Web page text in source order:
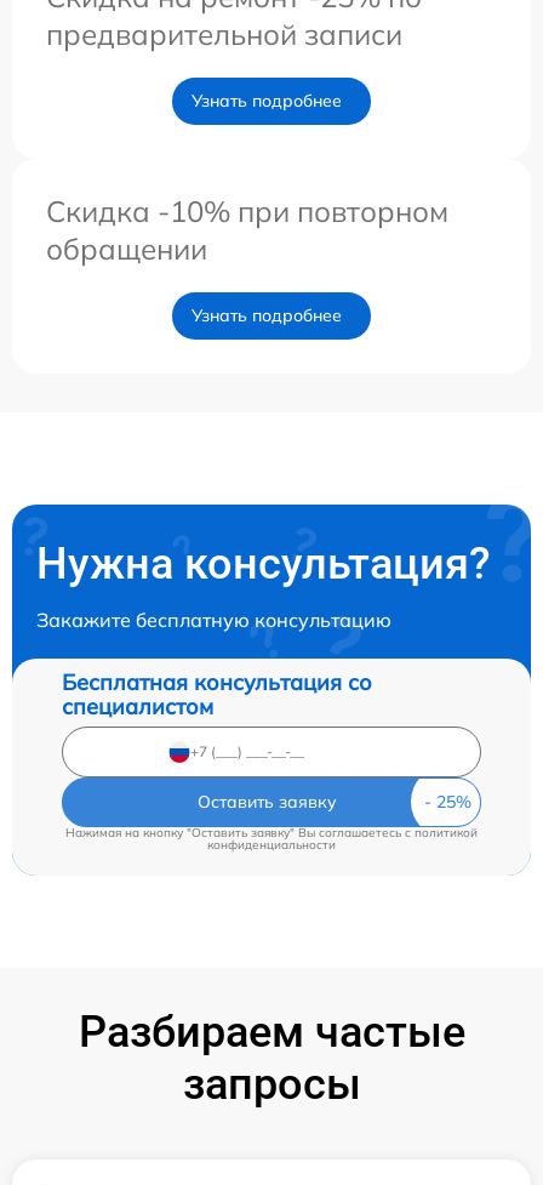
предварительной записи
Узнать подробнее
Скидка -10% при повторном
обращении
Узнать подробнее
Нужна консультация?
Закажите бесплатную консультацию
Бесплатная консультация со
специалистом
Оставить заявку
Нажимая на кнопку "Оставить заявку" Вы соглашаетесь cполитикой
конфиденциальности
Разбираем частые
запросы